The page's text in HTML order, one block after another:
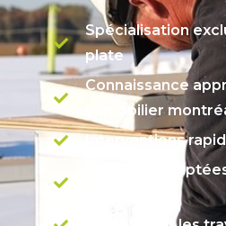
Spécialisation
plate
Connaissance
immobilier
Interventions
Solutions